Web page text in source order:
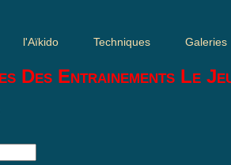
l'Aïkido Techniques
Galeries
Des Entrainements Le